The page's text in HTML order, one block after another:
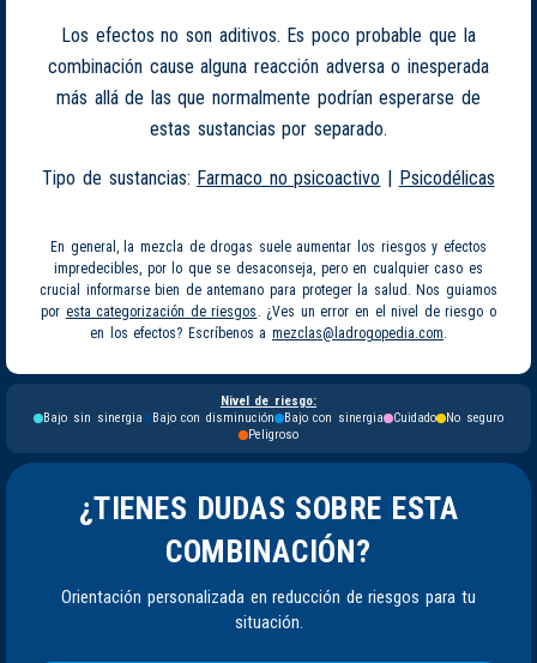
Los efectos no son aditivos. Es poco probable que la
combinación cause alguna reacción adversa o inesperada
más allá de las que normalmente podrían esperarse de
estas sustancias por separado.
Tipo de sustancias: Farmaco no psicoactivo | Psicodélicas
En general, la mezcla de drogas suele aumentar los riesgos y efectos
impredecibles, por lo que se desaconseja, pero en cualquier caso es
crucial informarse bien de antemano para proteger la salud. Nos guiamos
por esta categorización de riesgos . ¿Ves un error en el nivel de riesgo o
en los efectos? Escríbenos a mezclas@ladrogopedia.com.
Nivel de riesgo:
Bajo sin sinergia
Bajo con disminución Bajo con sinergia Cuidado
No seguro
Peligroso
¿TIENES DUDAS SOBRE ESTA
COMBINACIÓN?
Orientación personalizada en reducción de riesgos para tu
situación.